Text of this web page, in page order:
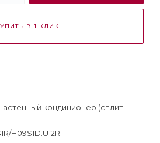
В 1 КЛИК
кондиционер (сплит-
H09S1D.U12R